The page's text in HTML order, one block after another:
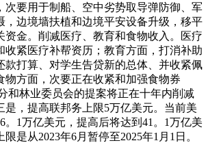
次要用于制船、空中劣势取导弹防御、军
，边境墙扶植和边境平安设备升级，移平
资金。削减医疗、教育和食物收入。医疗
收紧医疗补帮资历；教育方面，打消补助
款打算、对学生告贷新的总体、并收紧佩
物方面，次要正在收紧和加强食物券
和林业委员会的提案将正在十年内削减
是，提高联邦务上限5万亿美元。当前美
。1万亿美元，提高后将达到41。1万亿美
是从2023年6月暂停至2025年1月1日。